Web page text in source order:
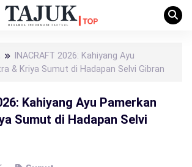
INACRAFT 2026: Kahiyang Ayu
& Kriya Sumut di Hadapan Selvi Gibran
Kahiyang Ayu Pamerkan
Sumut di Hadapan Selvi